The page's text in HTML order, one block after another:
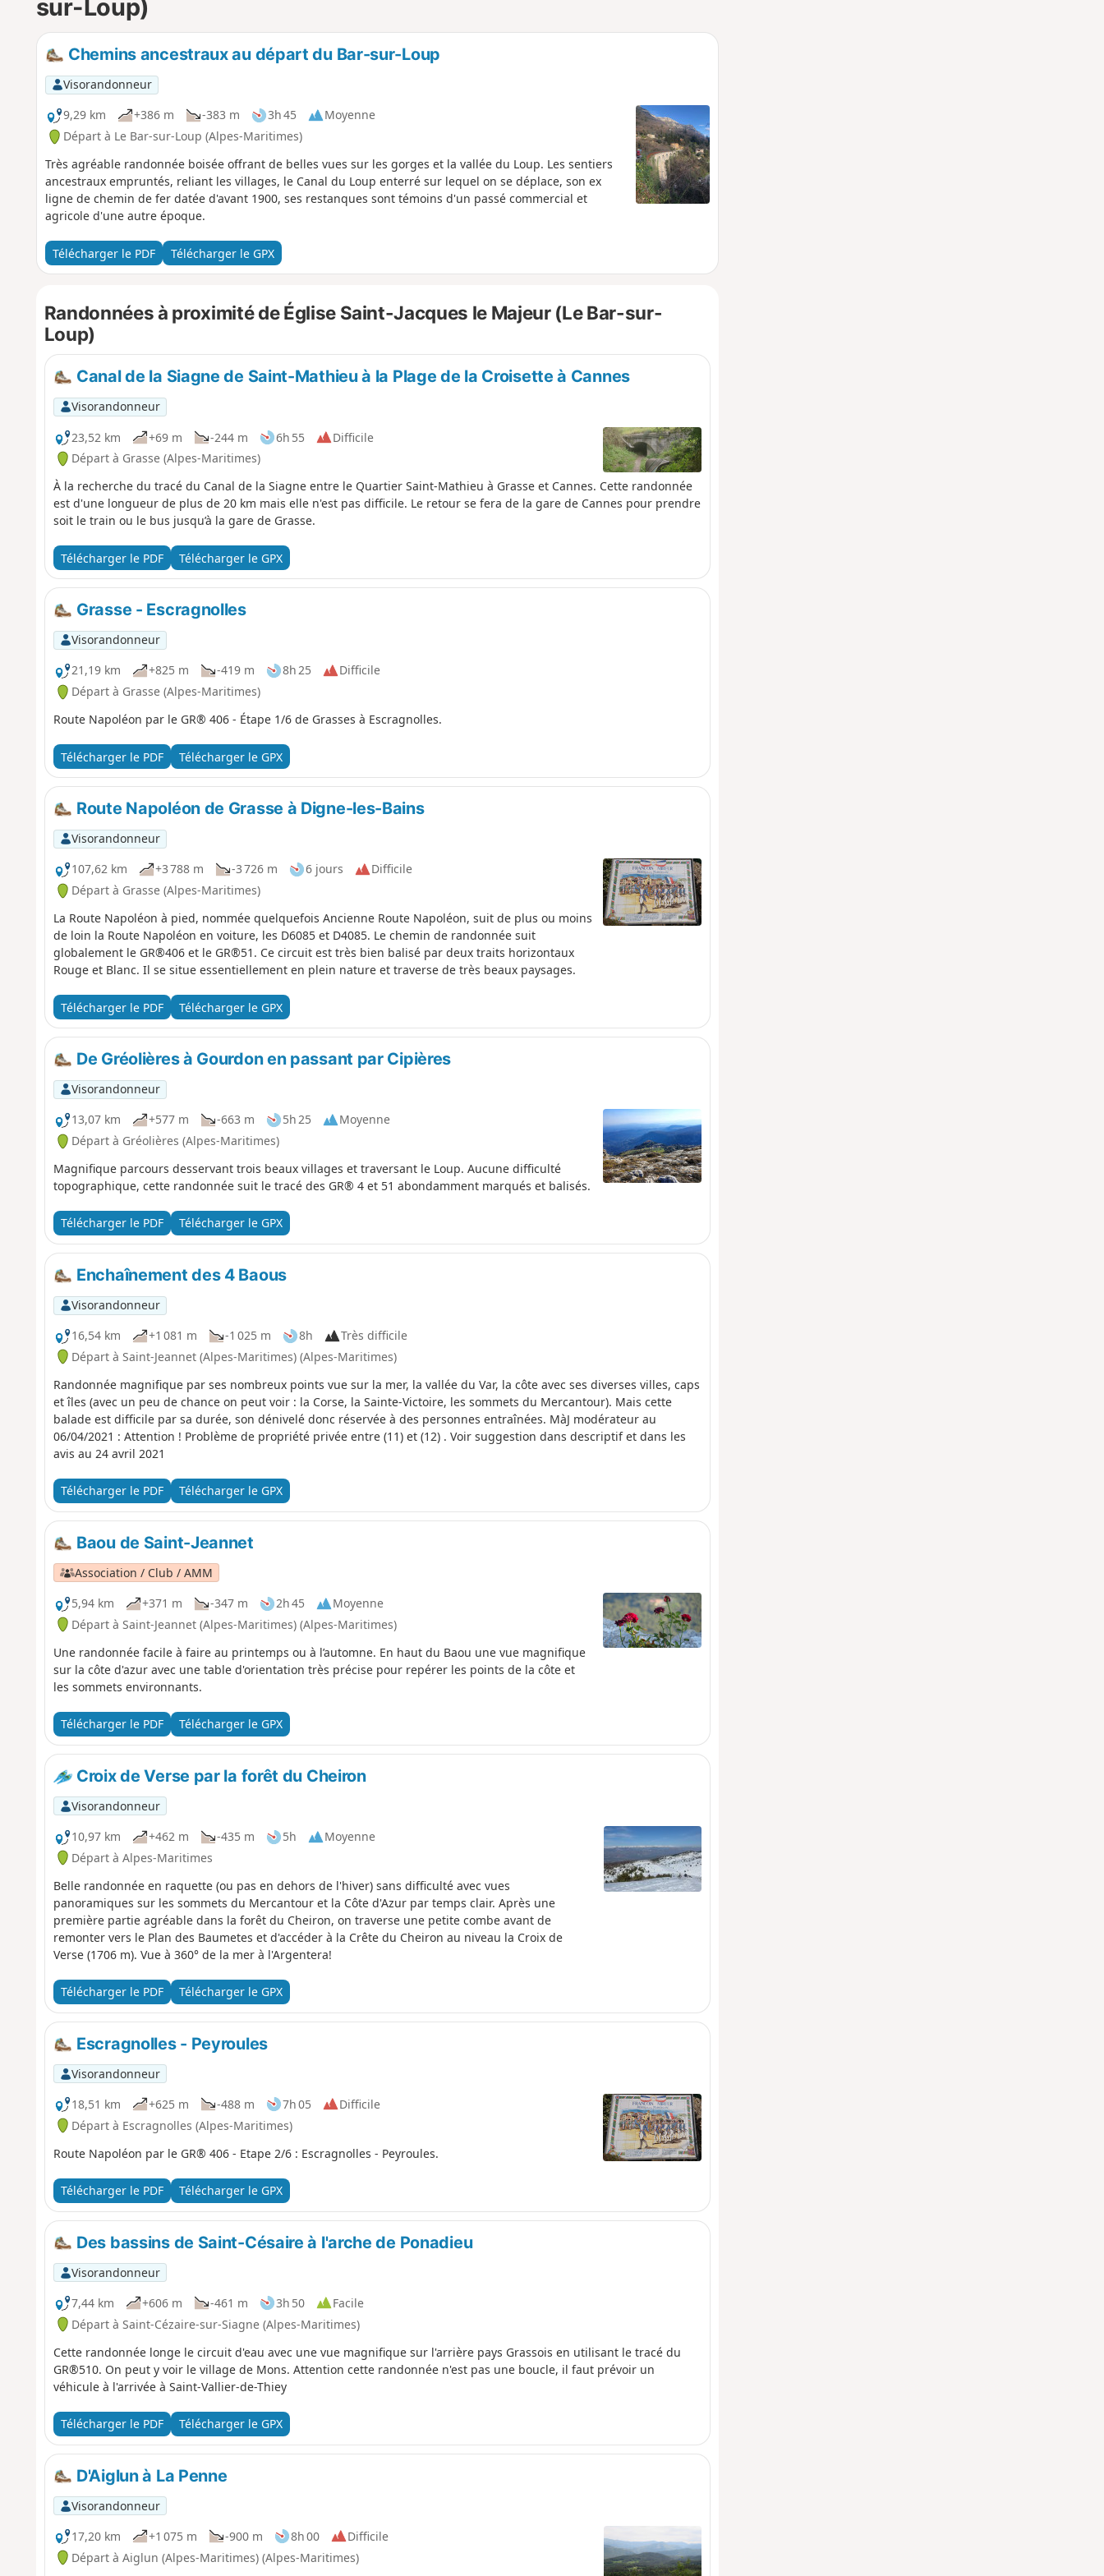
m
i
sur-Loup)
Chemins ancestraux au départ du Bar-sur-Loup
Visorandonneur
9,29 km
+386 m -383 m 3h 45
Moyenne
Départ à Le Bar-sur-Loup (Alpes-Maritimes)
Très agréable randonnée boisée offrant de belles vues sur les gorges et la vallée du Loup. Les sentiers
ancestraux empruntés, reliant les villages, le Canal du Loup enterré sur lequel on se déplace, son ex
ligne de chemin de fer datée d'avant 1900, ses restanques sont témoins d'un passé commercial et
agricole d'une autre époque.
Télécharger le PDF Télécharger le GPX
Randonnées à proximité de Église Saint-Jacques le Majeur (Le Bar-sur-
Loup)
Canal de la Siagne de Saint-Mathieu à la Plage de la Croisette à Cannes
Visorandonneur
23,52 km
+69 m -244 m 6h 55
Difficile
Départ à Grasse (Alpes-Maritimes)
À la recherche du tracé du Canal de la Siagne entre le Quartier Saint-Mathieu à Grasse et Cannes. Cette randonnée
est d'une longueur de plus de 20 km mais elle n'est pas difficile. Le retour se fera de la gare de Cannes pour prendre
soit le train ou le bus jusqu’à la gare de Grasse.
Télécharger le PDF Télécharger le GPX
Grasse - Escragnolles
Visorandonneur
21,19 km
+825 m -419 m 8h 25
Difficile
Départ à Grasse (Alpes-Maritimes)
Route Napoléon par le GR® 406 - Étape 1/6 de Grasses à Escragnolles.
Télécharger le PDF Télécharger le GPX
Route Napoléon de Grasse à Digne-les-Bains
Visorandonneur
107,62 km
+3 788 m -3 726 m 6 jours
Difficile
Départ à Grasse (Alpes-Maritimes)
La Route Napoléon à pied, nommée quelquefois Ancienne Route Napoléon, suit de plus ou moins
de loin la Route Napoléon en voiture, les D6085 et D4085. Le chemin de randonnée suit
globalement le GR®406 et le GR®51. Ce circuit est très bien balisé par deux traits horizontaux
Rouge et Blanc. Il se situe essentiellement en plein nature et traverse de très beaux paysages.
Télécharger le PDF Télécharger le GPX
De Gréolières à Gourdon en passant par Cipières
Visorandonneur
13,07 km
+577 m -663 m 5h 25
Moyenne
Départ à Gréolières (Alpes-Maritimes)
Magnifique parcours desservant trois beaux villages et traversant le Loup. Aucune difficulté
topographique, cette randonnée suit le tracé des GR® 4 et 51 abondamment marqués et balisés.
Télécharger le PDF Télécharger le GPX
Enchaînement des 4 Baous
Visorandonneur
16,54 km
+1 081 m -1 025 m 8h
Très difficile
Départ à Saint-Jeannet (Alpes-Maritimes) (Alpes-Maritimes)
Randonnée magnifique par ses nombreux points vue sur la mer, la vallée du Var, la côte avec ses diverses villes, caps
et îles (avec un peu de chance on peut voir : la Corse, la Sainte-Victoire, les sommets du Mercantour). Mais cette
balade est difficile par sa durée, son dénivelé donc réservée à des personnes entraînées. MàJ modérateur au
06/04/2021 : Attention ! Problème de propriété privée entre (11) et (12) . Voir suggestion dans descriptif et dans les
avis au 24 avril 2021
Télécharger le PDF Télécharger le GPX
Baou de Saint-Jeannet
Association / Club / AMM
5,94 km
+371 m -347 m 2h 45
Moyenne
Départ à Saint-Jeannet (Alpes-Maritimes) (Alpes-Maritimes)
Une randonnée facile à faire au printemps ou à l’automne. En haut du Baou une vue magnifique
sur la côte d'azur avec une table d'orientation très précise pour repérer les points de la côte et
les sommets environnants.
Télécharger le PDF Télécharger le GPX
Croix de Verse par la forêt du Cheiron
Visorandonneur
10,97 km
+462 m -435 m 5h
Moyenne
Départ à Alpes-Maritimes
Belle randonnée en raquette (ou pas en dehors de l'hiver) sans difficulté avec vues
panoramiques sur les sommets du Mercantour et la Côte d'Azur par temps clair. Après une
première partie agréable dans la forêt du Cheiron, on traverse une petite combe avant de
remonter vers le Plan des Baumetes et d'accéder à la Crête du Cheiron au niveau la Croix de
Verse (1706 m). Vue à 360° de la mer à l'Argentera!
Télécharger le PDF Télécharger le GPX
Escragnolles - Peyroules
Visorandonneur
18,51 km
+625 m -488 m 7h 05
Difficile
Départ à Escragnolles (Alpes-Maritimes)
Route Napoléon par le GR® 406 - Etape 2/6 : Escragnolles - Peyroules.
Télécharger le PDF Télécharger le GPX
Des bassins de Saint-Césaire à l'arche de Ponadieu
Visorandonneur
7,44 km
+606 m -461 m 3h 50
Facile
Départ à Saint-Cézaire-sur-Siagne (Alpes-Maritimes)
Cette randonnée longe le circuit d'eau avec une vue magnifique sur l'arrière pays Grassois en utilisant le tracé du
GR®510. On peut y voir le village de Mons. Attention cette randonnée n'est pas une boucle, il faut prévoir un
véhicule à l'arrivée à Saint-Vallier-de-Thiey
Télécharger le PDF Télécharger le GPX
D'Aiglun à La Penne
Visorandonneur
17,20 km
+1 075 m -900 m 8h 00
Difficile
Départ à Aiglun (Alpes-Maritimes) (Alpes-Maritimes)